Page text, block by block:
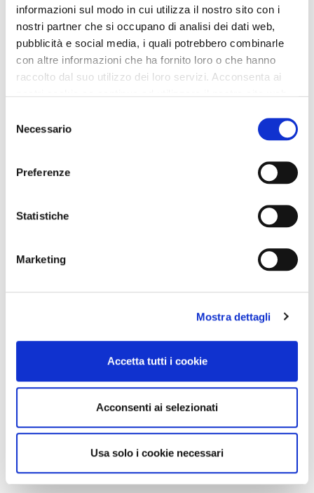
informazioni sul modo in cui utilizza il nostro sito con i
nostri partner che si occupano di analisi dei dati web,
pubblicità e social media, i quali potrebbero combinarle
con altre informazioni che ha fornito loro o che hanno
raccolto dal suo utilizzo dei loro servizi. Acconsenta ai
delNecessario
Preferenze
Statistiche
Marketing
Mostra dettagli
Accetta tutti i cookie
Acconsenti ai selezionati
Usa solo i cookie necessari